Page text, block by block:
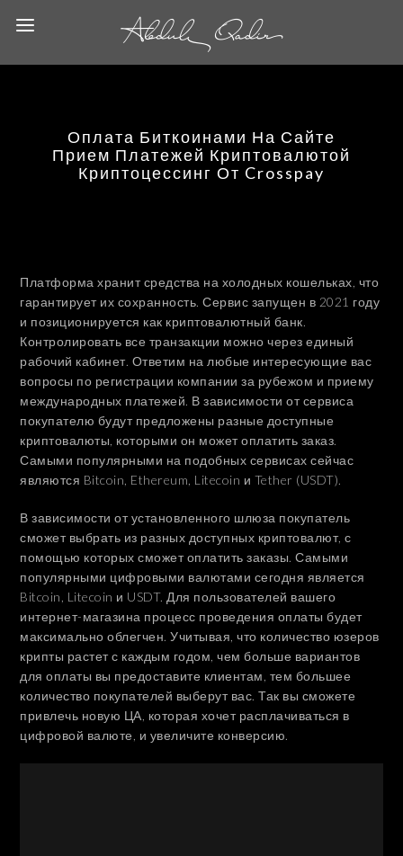
Оплата Биткоинами На Сайте
Прием Платежей Криптовалютой
Криптоцессинг От Crosspay
Платформа хранит средства на холодных кошельках, что
гарантирует их сохранность. Сервис запущен в 2021 году
и позиционируется как криптовалютный банк.
Контролировать все транзакции можно через единый
рабочий кабинет. Ответим на любые интересующие вас
вопросы по регистрации компании за рубежом и приему
международных платежей. В зависимости от сервиса
покупателю будут предложены разные доступные
криптовалюты, которыми он может оплатить заказ.
Самыми популярными на подобных сервисах сейчас
являются Bitcoin, Ethereum, Litecoin и Tether (USDT).
В зависимости от установленного шлюза покупатель
сможет выбрать из разных доступных криптовалют, с
помощью которых сможет оплатить заказы. Самыми
популярными цифровыми валютами сегодня является
Bitcoin, Litecoin и USDT. Для пользователей вашего
интернет-магазина процесс проведения оплаты будет
максимально облегчен. Учитывая, что количество юзеров
крипты растет с каждым годом, чем больше вариантов
для оплаты вы предоставите клиентам, тем большее
количество покупателей выберут вас. Так вы сможете
привлечь новую ЦА, которая хочет расплачиваться в
цифровой валюте, и увеличите конверсию.